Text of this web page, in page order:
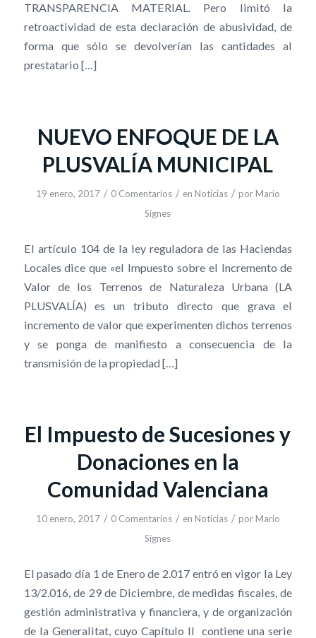
TRANSPARENCIA MATERIAL. Pero limitó la
retroactividad de esta declaración de abusividad, de
forma que sólo se devolverían las cantidades al
prestatario […]
NUEVO ENFOQUE DE LA
PLUSVALÍA MUNICIPAL
19 enero, 2017 / 0 Comentarios / en Noticias / por Mario
Signes
El artículo 104 de la ley reguladora de las Haciendas
Locales dice que «el Impuesto sobre el Incremento de
Valor de los Terrenos de Naturaleza Urbana (LA
PLUSVALÍA) es un tributo directo que grava el
incremento de valor que experimenten dichos terrenos
y se ponga de manifiesto a consecuencia de la
transmisión de la propiedad […]
El Impuesto de Sucesiones y
Donaciones en la
Comunidad Valenciana
10 enero, 2017 / 0 Comentarios / en Noticias / por Mario
Signes
El pasado día 1 de Enero de 2.017 entró en vigor la Ley
13/2.016, de 29 de Diciembre, de medidas fiscales, de
gestión administrativa y financiera, y de organización
de la Generalitat, cuyo Capítulo II contiene una serie